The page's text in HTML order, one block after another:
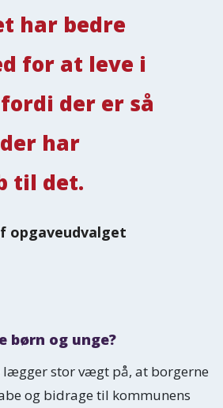
har bedre
for at leve i
der er så
har
til det.
opgaveudvalget
børn og unge?
lægger stor vægt på, at borgerne
og bidrage til kommunens